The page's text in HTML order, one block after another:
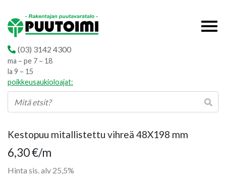
(03) 3142 4300
ma – pe 7 – 18
la 9 – 15
poikkeusaukioloajat:
Kestopuu mitallistettu vihreä 48X198 mm
6,30€/m
Hinta sis. alv 25,5%